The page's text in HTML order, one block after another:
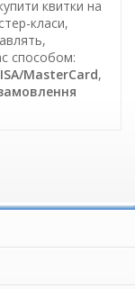
квитки на
класи,
способом:
MasterCard,